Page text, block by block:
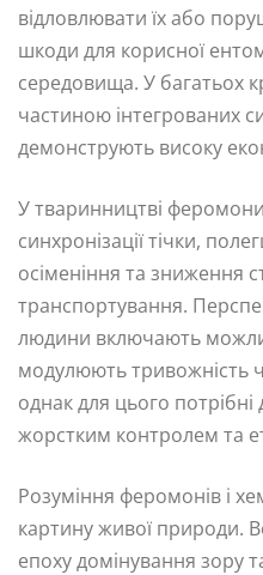
відловлювати їх або
шкоди для корисної
середовища. У багатьох
частиною інтегрованих
демонструють високу
У тваринництві
синхронізації тічки,
осіменіння та зниження
транспортування.
людини включають
модулюють тривожність
однак для цього потрібні
жорстким контролем та
Розуміння феромонів і
картину живої природи.
епоху домінування зору